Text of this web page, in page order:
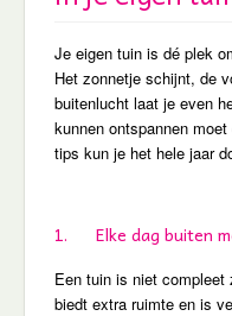
Je eigen tuin is dé plek
Het zonnetje schijnt, de
buitenlucht laat je even
kunnen ontspannen
tips kun je het hele jaar
1. Elke dag buiten
Een tuin is niet
biedt extra ruimte en is